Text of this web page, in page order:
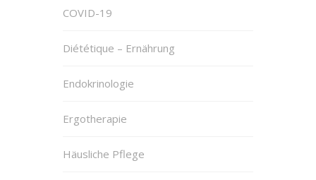
COVID-19
Diététique – Ernährung
Endokrinologie
Ergotherapie
Häusliche Pflege